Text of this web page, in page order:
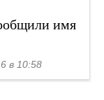
имя
в 10:58